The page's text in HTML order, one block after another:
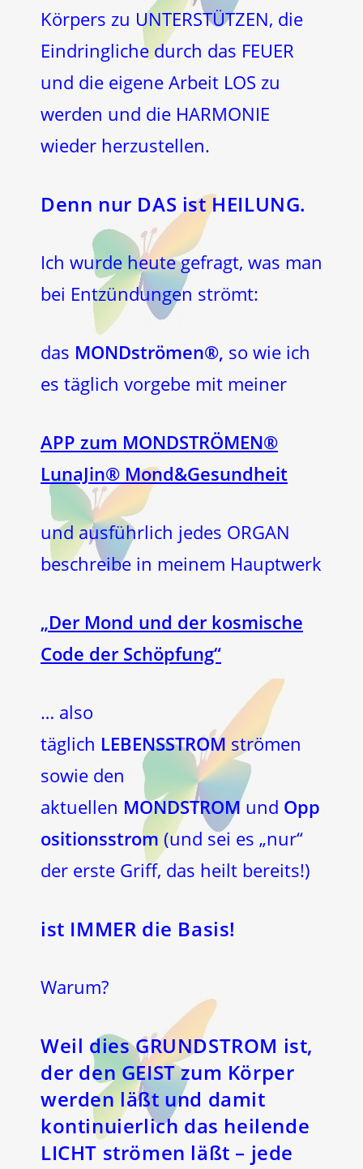
Körpers zu UNTERSTÜTZEN, die
Eindringliche durch das FEUER
und die eigene Arbeit LOS zu
werden und die HARMONIE
wieder herzustellen.
Denn nur DAS ist HEILUNG.
Ich wurde heute gefragt, was man
bei Entzündungen strömt:
das MONDströmen®, so wie ich
es täglich vorgebe mit meiner
APP zum MONDSTRÖMEN®
LunaJin® Mond&Gesundheit
und ausführlich jedes ORGAN
beschreibe in meinem Hauptwerk
„Der Mond und der kosmische
Code der Schöpfung“
… also
täglich LEBENSSTROM strömen
sowie den
aktuellen MONDSTROM und Opp
ositionsstrom (und sei es „nur“
der erste Griff, das heilt bereits!)
ist IMMER die Basis!
Warum?
Weil dies GRUNDSTROM ist,
der den GEIST zum Körper
werden läßt und damit
kontinuierlich das heilende
LICHT strömen läßt – jede